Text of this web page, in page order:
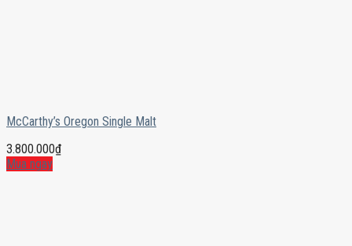
McCarthy’s Oregon Single Malt
3.800.000₫
Mua ngay